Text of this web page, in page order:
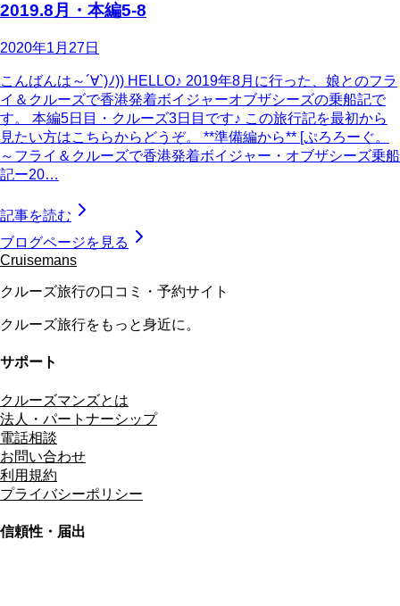
2019.8月・本編5-8
2020年1月27日
こんばんは～´∀`)ﾉ)) HELLO♪ 2019年8月に行った、娘とのフラ
イ＆クルーズで香港発着ボイジャーオブザシーズの乗船記で
す。 本編5日目・クルーズ3日目です♪ この旅行記を最初から
見たい方はこちらからどうぞ。 **準備編から** [ぷろろーぐ。
～フライ＆クルーズで香港発着ボイジャー・オブザシーズ乗船
記ー20…
記事を読む
ブログページを見る
Cruisemans
クルーズ旅行の口コミ・予約サイト
クルーズ旅行をもっと身近に。
サポート
クルーズマンズとは
法人・パートナーシップ
電話相談
お問い合わせ
利用規約
プライバシーポリシー
信頼性・届出